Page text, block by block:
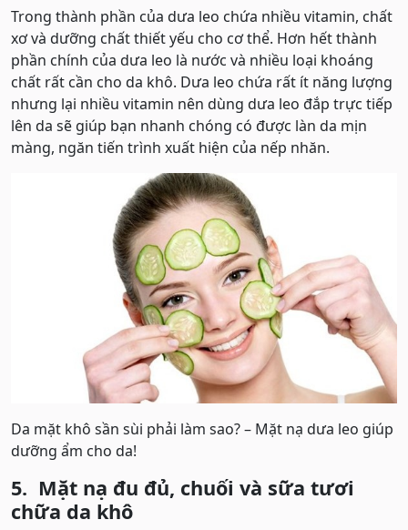
Trong thành phần của dưa leo chứa nhiều vitamin, chất
xơ và dưỡng chất thiết yếu cho cơ thể. Hơn hết thành
phần chính của dưa leo là nước và nhiều loại khoáng
chất rất cần cho da khô. Dưa leo chứa rất ít năng lượng
nhưng lại nhiều vitamin nên dùng dưa leo đắp trực tiếp
lên da sẽ giúp bạn nhanh chóng có được làn da mịn
màng, ngăn tiến trình xuất hiện của nếp nhăn.
Da mặt khô sần sùi phải làm sao? – Mặt nạ dưa leo giúp
dưỡng ẩm cho da!
5. Mặt nạ đu đủ, chuối và sữa tươi
chữa da khô